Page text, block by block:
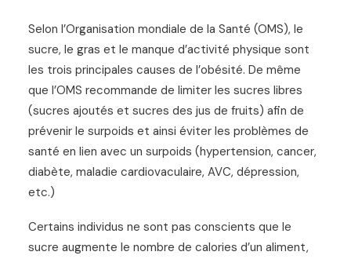
Selon l’Organisation mondiale de la Santé (OMS), le
sucre, le gras et le manque d’activité physique sont
les trois principales causes de l’obésité. De même
que l’OMS recommande de limiter les sucres libres
(sucres ajoutés et sucres des jus de fruits) afin de
prévenir le surpoids et ainsi éviter les problèmes de
santé en lien avec un surpoids (hypertension, cancer,
diabète, maladie cardiovaculaire, AVC, dépression,
etc.)
Certains individus ne sont pas conscients que le
sucre augmente le nombre de calories d’un aliment,